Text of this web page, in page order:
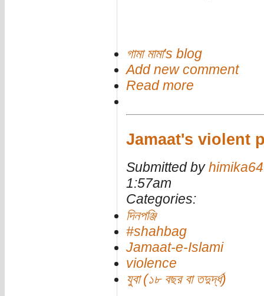
গামা মামা's blog
Add new comment
Read more
Jamaat's violent
Submitted by himika64
1:57am
Categories:
দিনপঞ্জি
#shahbag
Jamaat-e-Islami
violence
যুবা (১৮ বছর বা তদুর্দ্ধ)